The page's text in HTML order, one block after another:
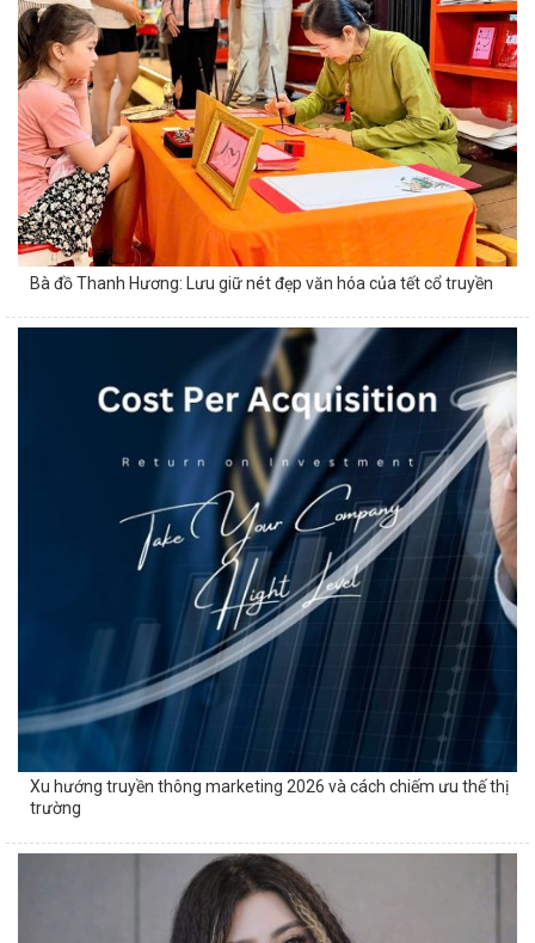
Bà đồ Thanh Hương: Lưu giữ nét đẹp văn hóa của tết cổ truyền
Xu hướng truyền thông marketing 2026 và cách chiếm ưu thế thị
trường